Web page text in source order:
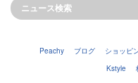
Peachy ブログ ショッピ
Kstyle